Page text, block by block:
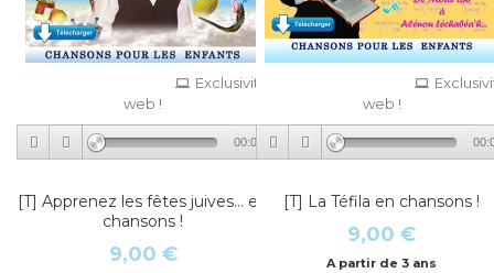
Exclusivité
web !
00:00
[T] Apprenez les fêtes juives… en
chansons !
9,00 €
web !
[T] La Téfila en chansons !
9,00 €
A partir de 3 ans